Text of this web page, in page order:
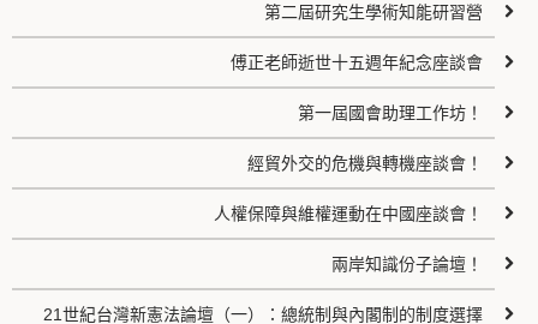
第二屆研究生學術知能研習營
傅正老師逝世十五週年紀念座談會
第一屆國會助理工作坊！
經貿外交的危機與轉機座談會！
人權保障與維權運動在中國座談會！
兩岸知識份子論壇！
21世紀台灣新憲法論壇（一）：總統制與內閣制的制度選擇